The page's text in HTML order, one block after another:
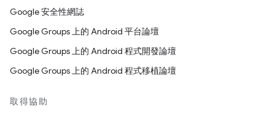
Google 安全性網誌
Google Groups 上的 Android 平台論壇
Google Groups 上的 Android 程式開發論壇
Google Groups 上的 Android 程式移植論壇
取得協助